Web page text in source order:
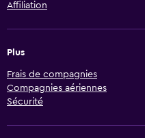
Affiliation
Plus
Frais de compagnies
Compagnies aériennes
Sécurité